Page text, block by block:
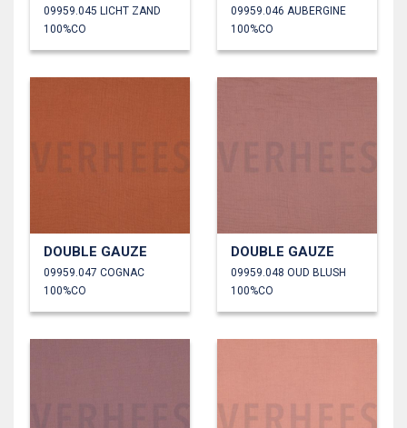
09959.045 LICHT ZAND
100%CO
09959.046 AUBERGINE
100%CO
DOUBLE GAUZE
09959.047 COGNAC
100%CO
DOUBLE GAUZE
09959.048 OUD BLUSH
100%CO